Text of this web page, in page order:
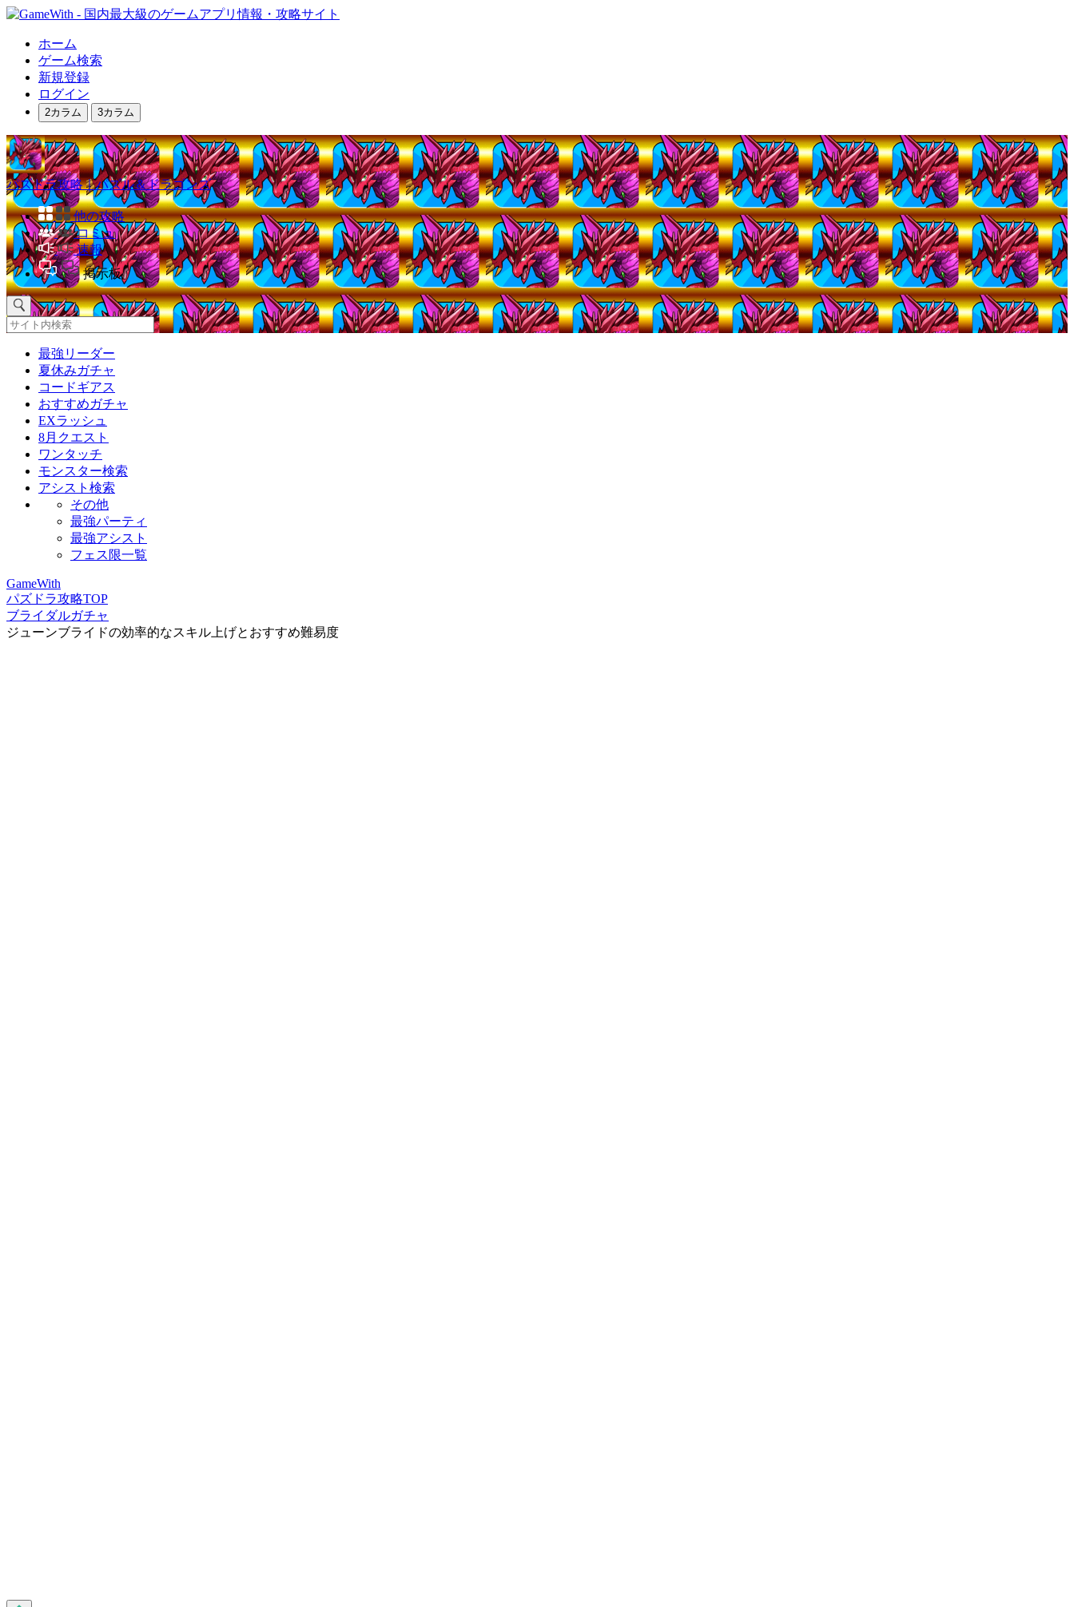
ホーム
ゲーム検索
新規登録
ログイン
2カラム 3カラム
パズドラ攻略｜パズル＆ドラゴンズ
他の攻略
コミュ
速報
掲示板
最強リーダー
夏休みガチャ
コードギアス
おすすめガチャ
EXラッシュ
8月クエスト
ワンタッチ
モンスター検索
アシスト検索
その他
最強パーティ
最強アシスト
フェス限一覧
GameWith
パズドラ攻略TOP
ブライダルガチャ
ジューンブライドの効率的なスキル上げとおすすめ難易度